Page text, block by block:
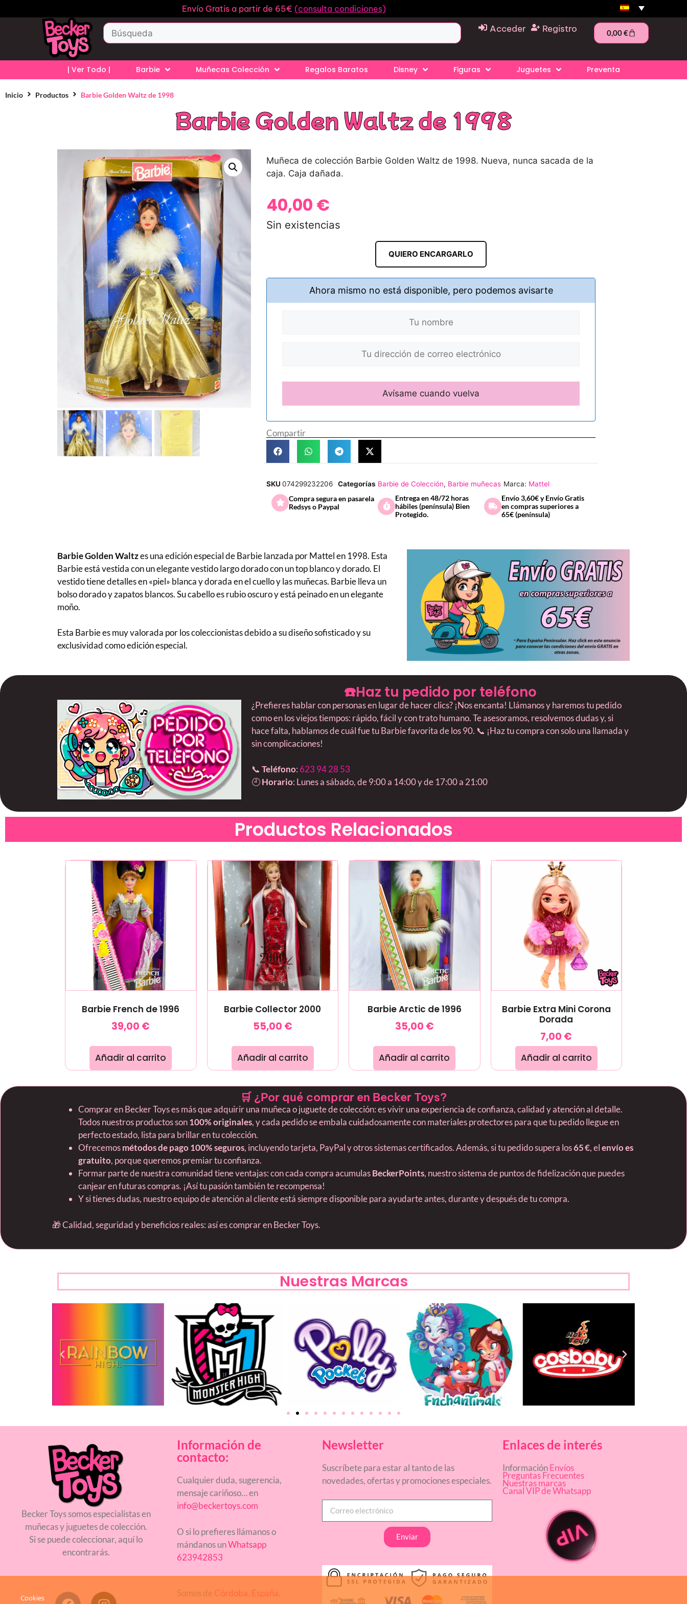
Envío Gratis a partir de 65€ (consulta condiciones)
Acceder Registro 0,00€
| Ver Todo | Barbie Muñecas Colección Regalos Baratos Disney Figuras Juguetes Preventa
Inicio Productos Barbie Golden Waltz de 1998
Barbie Golden Waltz de 1998
Muñeca de colección Barbie Golden Waltz de 1998. Nueva, nunca sacada de la
caja. Caja dañada.
40,00 €
Sin existencias
QUIERO ENCARGARLO
Ahora mismo no está disponible, pero podemos avisarte
Compartir
SKU 074299232206 Categorías Barbie de Colección, Barbie muñecas Marca: Mattel
Compra segura en pasarela
Redsys o Paypal
Entrega en 48/72 horas
hábiles (península) Bien
Protegido.
Envío 3,60€ y Envío Gratis
en compras superiores a
65€ (península)
Barbie Golden Waltzes una edición especial de Barbie lanzada por Mattel en 1998. Esta
Barbie está vestida con un elegante vestido largo dorado con un top blanco y dorado. El
vestido tiene detalles en «piel» blanca y dorada en el cuello y las muñecas. Barbie lleva un
bolso dorado y zapatos blancos. Su cabello es rubio oscuro y está peinado en un elegante
moño.
Esta Barbie es muy valorada por los coleccionistas debido a su diseño sofisticado y su
exclusividad como edición especial.
☎️Haz tu pedido por teléfono
¿Prefieres hablar con personas en lugar de hacer clics? ¡Nos encanta! Llámanos y haremos tu pedido
como en los viejos tiempos: rápido, fácil y con trato humano. Te asesoramos, resolvemos dudas y, si
hace falta, hablamos de cuál fue tu Barbie favorita de los 90. 📞 ¡Haz tu compra con solo una llamada y
sin complicaciones!
📞 Teléfono: 623 94 28 53
🕘Horario: Lunes a sábado, de 9:00 a 14:00 y de 17:00 a 21:00
Productos Relacionados
Barbie French de 1996
39,00 €
Añadir al carrito
Barbie Collector 2000
55,00 €
Añadir al carrito
Barbie Arctic de 1996
35,00 €
Añadir al carrito
Barbie Extra Mini Corona
Dorada
7,00 €
Añadir al carrito
🛒 ¿Por qué comprar en Becker Toys?
Comprar en Becker Toys es más que adquirir una muñeca o juguete de colección: es vivir una experiencia de confianza, calidad y atención al detalle.
Todos nuestros productos son100% originales, y cada pedido se embala cuidadosamente con materiales protectores para que tu pedido llegue en
perfecto estado, lista para brillar en tu colección.
Ofrecemosmétodos de pago 100% seguros, incluyendo tarjeta, PayPal y otros sistemas certificados. Además, si tu pedido supera los65 €, elenvío es
gratuito, porque queremos premiar tu confianza.
Formar parte de nuestra comunidad tiene ventajas: con cada compra acumulasBeckerPoints, nuestro sistema de puntos de fidelización que puedes
canjear en futuras compras. ¡Así tu pasión también te recompensa!
Y si tienes dudas, nuestro equipo de atención al cliente está siempre disponible para ayudarte antes, durante y después de tu compra.
🎁 Calidad, seguridad y beneficios reales: así es comprar en Becker Toys.
Nuestras Marcas
Becker Toys somos especialistas en
muñecas y juguetes de colección.
Si se puede coleccionar, aquí lo
encontrarás.
Información de
contacto:
Cualquier duda, sugerencia,
mensaje cariñoso… en
info@beckertoys.com
O si lo prefieres llámanos o
mándanos unWhatsapp
623942853
Somos de Córdoba. España.
Newsletter
Suscríbete para estar al tanto de las
novedades, ofertas y promociones especiales.
Enviar
Enlaces de interés
InformaciónEnvíos
Preguntas Frecuentes
Nuestras marcas
Canal VIP de Whatsapp
Cookies